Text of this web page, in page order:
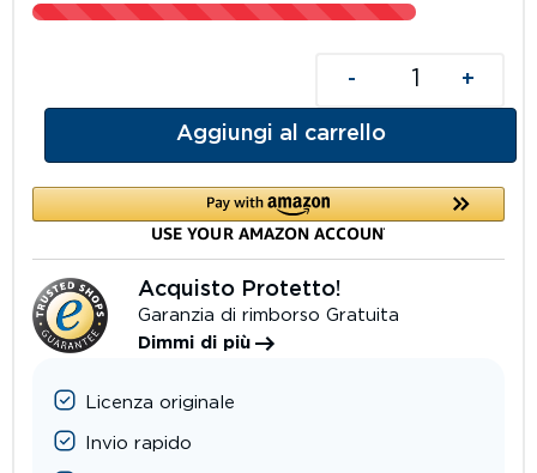
- +
Aggiungi al carrello
Acquisto Protetto!
Garanzia di rimborso Gratuita
Dimmi di più
Licenza originale
Invio rapido